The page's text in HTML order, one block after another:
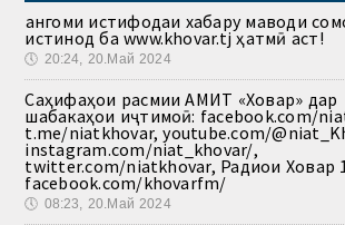
Ҳангоми истифодаи хабару маводи
истинод ба www.khovar.tj ҳатмӣ аст!
🕔 20:24, 20.Май 2024
Саҳифаҳои расмии АМИТ «Ховар» дар
шабакаҳои иҷтимоӣ: facebook.com/
t.me/niatkhovar, youtube.com/
instagram.com/niat_khovar/,
twitter.com/niatkhovar, Радиои Ховар
facebook.com/khovarfm/
🕔 08:23, 20.Май 2024